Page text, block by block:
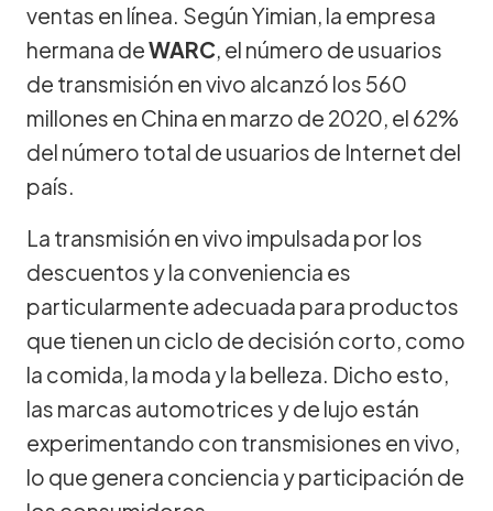
ventas en línea. Según Yimian, la empresa
hermana deWARC, el número de usuarios
de transmisión en vivo alcanzó los 560
millones en China en marzo de 2020, el 62%
del número total de usuarios de Internet del
país.
La transmisión en vivo impulsada por los
descuentos y la conveniencia es
particularmente adecuada para productos
que tienen un ciclo de decisión corto, como
la comida, la moda y la belleza. Dicho esto,
las marcas automotrices y de lujo están
experimentando con transmisiones en vivo,
lo que genera conciencia y participación de